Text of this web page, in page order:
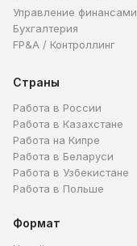
Управление финансами
Бухгалтерия
FP&A / Контроллинг
Страны
Работа в России
Работа в Казахстане
Работа на Кипре
Работа в Беларуси
Работа в Узбекистане
Работа в Польше
Формат